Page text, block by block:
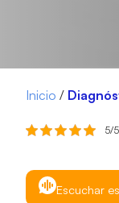
Inicio /
5/
Escuchar